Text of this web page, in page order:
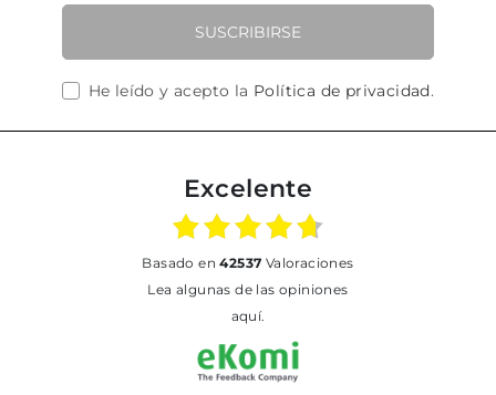
SUSCRIBIRSE
He leído y acepto la Política de privacidad.
Excelente
basado en42537 Valoraciones
Lea algunas de las opiniones
aquí.